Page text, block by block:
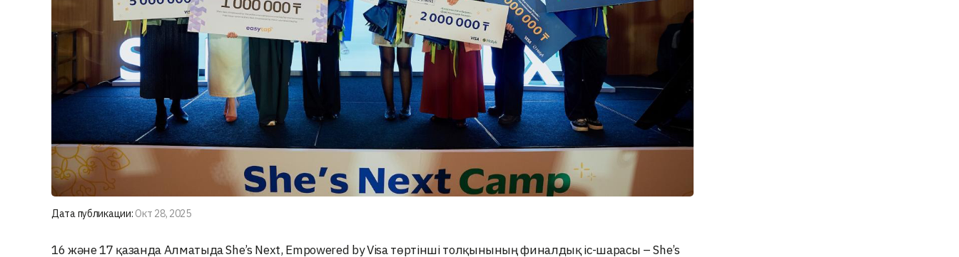
Дата публикации: Окт 28, 2025
16 және 17 қазанда Алматыда She’s Next, Empowered by Visa төртінші толқынының финалдық іс-шарасы – She’s